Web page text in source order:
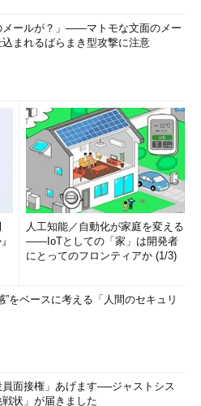
メールが？」――マトモな文面のメー
まれるばらまき型攻撃に注意
人工知能／自動化が家庭を変える
――IoTとしての「家」は開発者
にとってのフロンティアか (1/3)
”をベースに考える「人間のセキュリ
員面接権」あげます──ジャストシス
状」が届きました